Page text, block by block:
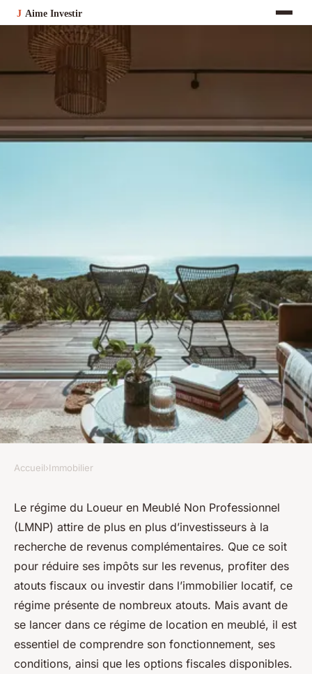
Ce qu'il faut savoir sur le
LMNP avant de s'y investir
emma•13 décembre 2024• 11 min de lecture
Accueil›Immobilier
Le régime du Loueur en Meublé Non Professionnel
(LMNP) attire de plus en plus d’investisseurs à la
recherche de revenus complémentaires. Que ce soit
pour réduire ses impôts sur les revenus, profiter des
atouts fiscaux ou investir dans l’immobilier locatif, ce
régime présente de nombreux atouts. Mais avant de
se lancer dans ce régime de location en meublé, il est
essentiel de comprendre son fonctionnement, ses
conditions, ainsi que les options fiscales disponibles.